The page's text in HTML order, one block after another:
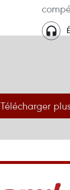
Télécharger plus